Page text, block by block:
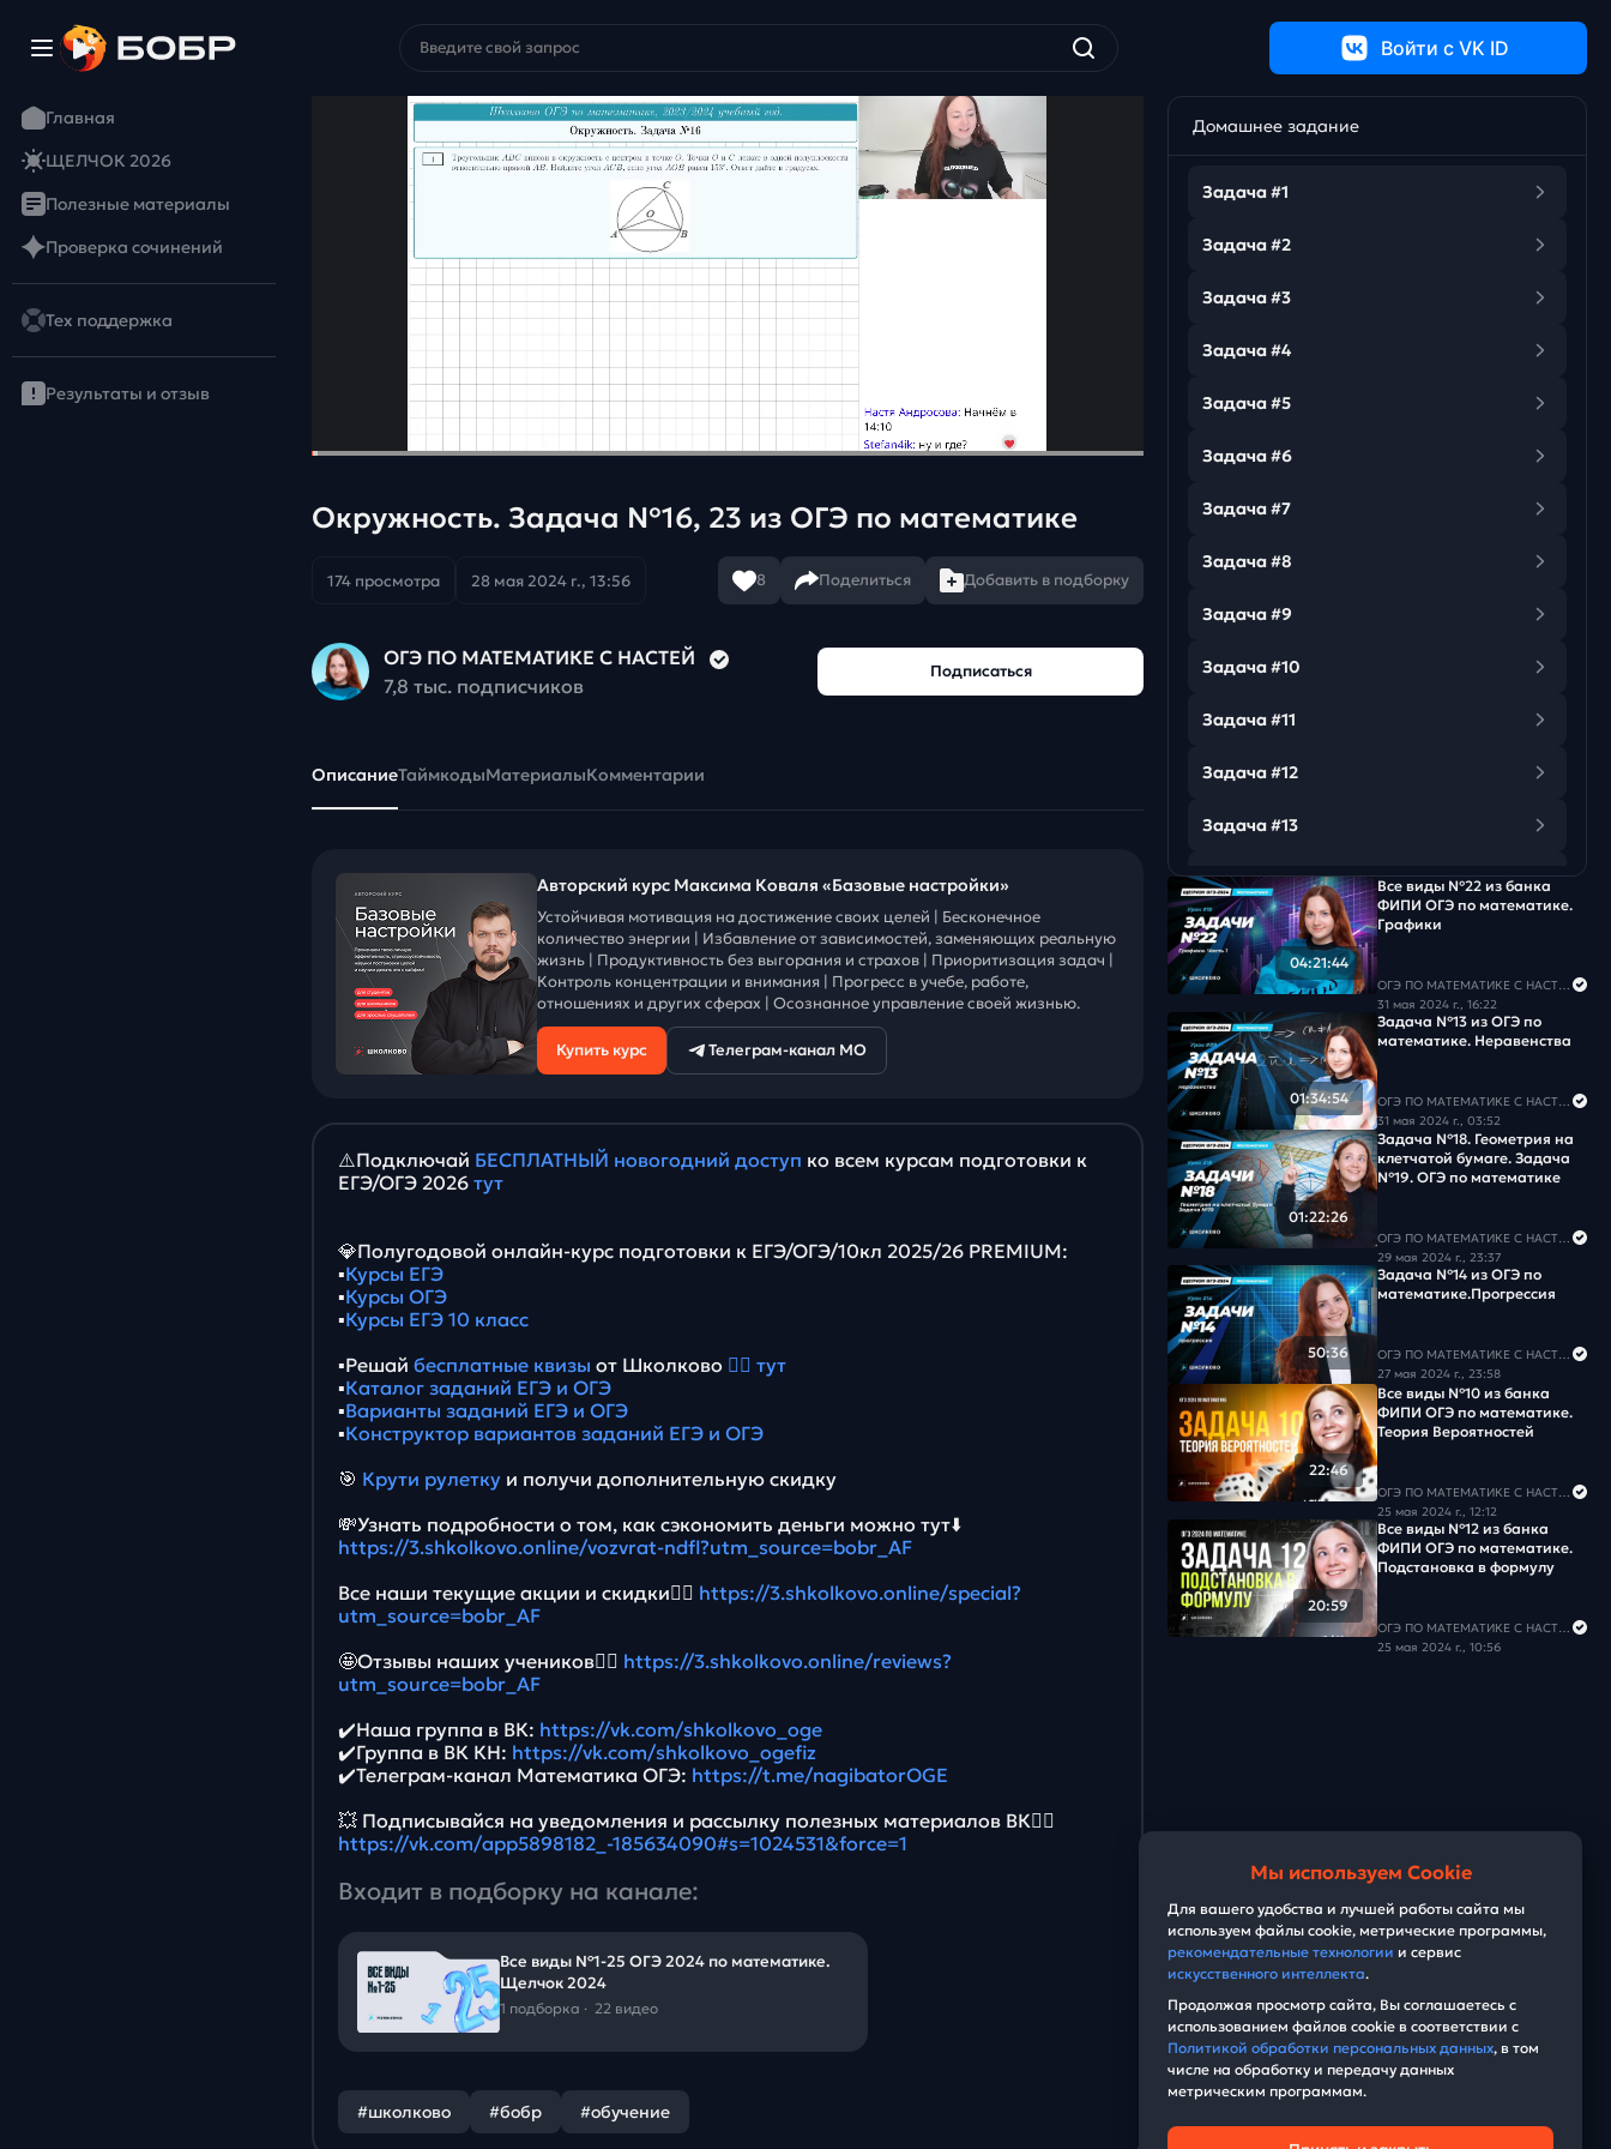
Войти c VK ID
Главная
ЩЕЛЧОК 2026
Полезные материалы
Проверка сочинений
Тех поддержка
Результаты и отзыв
Окружность. Задача №16, 23 из ОГЭ по математике
174 просмотра 28 мая 2024 г., 13:56 8 Поделиться Добавить в подборку
ОГЭ ПО МАТЕМАТИКЕ С НАСТЕЙ
7,8 тыс. подписчиков
Подписаться
ОписаниеТаймкодыМатериалыКомментарии
Авторский курс Максима Коваля «Базовые настройки»
Устойчивая мотивация на достижение своих целей | Бесконечное
количество энергии | Избавление от зависимостей, заменяющих реальную
жизнь | Продуктивность без выгорания и страхов | Приоритизация задач |
Контроль концентрации и внимания | Прогресс в учебе, работе,
отношениях и других сферах | Осознанное управление своей жизнью.
Купить курс Телеграм-канал МО
⚠️Подключай БЕСПЛАТНЫЙ новогодний доступ ко всем курсам подготовки к
ЕГЭ/ОГЭ 2026 тут
💎Полугодовой онлайн-курс подготовки к ЕГЭ/ОГЭ/10кл 2025/26 PREMIUM:
▪️Курсы ЕГЭ
▪️Курсы ОГЭ
▪️Курсы ЕГЭ 10 класс
▪️Решай бесплатные квизы от Школково 👉🏻 тут
▪️Каталог заданий ЕГЭ и ОГЭ
▪️Варианты заданий ЕГЭ и ОГЭ
▪️Конструктор вариантов заданий ЕГЭ и ОГЭ
🎯 Крути рулетку и получи дополнительную скидку
💸Узнать подробности о том, как сэкономить деньги можно тут⬇️
https://3.shkolkovo.online/vozvrat-ndfl?utm_source=bobr_AF
Все наши текущие акции и скидки👉🏻 https://3.shkolkovo.online/special?
utm_source=bobr_AF
🤩Отзывы наших учеников👉🏻 https://3.shkolkovo.online/reviews?
utm_source=bobr_AF
✔️Наша группа в ВК: https://vk.com/shkolkovo_oge
✔️Группа в ВК КН: https://vk.com/shkolkovo_ogefiz
✔️Телеграм-канал Математика ОГЭ: https://t.me/nagibatorOGE
💥 Подписывайся на уведомления и рассылку полезных материалов ВК👉🏻
https://vk.com/app5898182_-185634090#s=1024531&force=1
Входит в подборку на канале:
Все виды №1-25 ОГЭ 2024 по математике.
Щелчок 2024
1 подборка · 22 видео
#школково #бобр #обучение
Домашнее задание
Задача #1
Задача #2
Задача #3
Задача #4
Задача #5
Задача #6
Задача #7
Задача #8
Задача #9
Задача #10
Задача #11
Задача #12
Задача #13
Задача #14
Задача #15
Задача #16
Задача #17
Задача #18
Задача #19
Задача #20
Задача #21
Задача #22
Задача #23
Задача #24
Задача #25
Задача #27
Задача #28
04:21:44
Все виды №22 из банка
ФИПИ ОГЭ по математике.
Графики
ОГЭ ПО МАТЕМАТИКЕ С НАСТЕЙ
31 мая 2024 г., 16:22
01:34:54
Задача №13 из ОГЭ по
математике. Неравенства
ОГЭ ПО МАТЕМАТИКЕ С НАСТЕЙ
31 мая 2024 г., 03:52
01:22:26
Задача №18. Геометрия на
клетчатой бумаге. Задача
№19. ОГЭ по математике
ОГЭ ПО МАТЕМАТИКЕ С НАСТЕЙ
29 мая 2024 г., 23:37
50:36
Задача №14 из ОГЭ по
математике.Прогрессия
ОГЭ ПО МАТЕМАТИКЕ С НАСТЕЙ
27 мая 2024 г., 23:58
22:46
Все виды №10 из банка
ФИПИ ОГЭ по математике.
Теория Вероятностей
ОГЭ ПО МАТЕМАТИКЕ С НАСТЕЙ
25 мая 2024 г., 12:12
20:59
Все виды №12 из банка
ФИПИ ОГЭ по математике.
Подстановка в формулу
ОГЭ ПО МАТЕМАТИКЕ С НАСТЕЙ
25 мая 2024 г., 10:56
Мы используем Cookie
Для вашего удобства и лучшей работы сайта мы
используем файлы cookie, метрические программы,
рекомендательные технологии и сервис
искусственного интеллекта.
Продолжая просмотр сайта, Вы соглашаетесь с
использованием файлов cookie в соответствии с
Политикой обработки персональных данных, в том
числе на обработку и передачу данных
метрическим программам.